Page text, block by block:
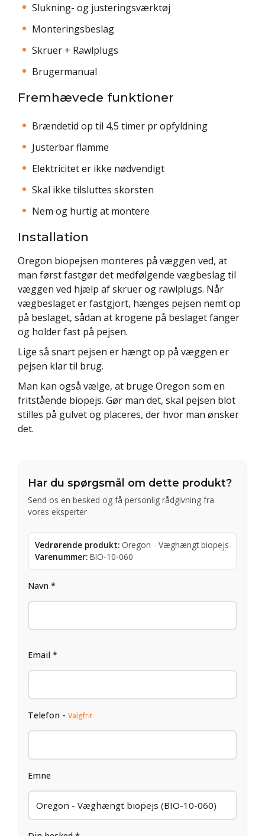
Slukning- og justeringsværktøj
Monteringsbeslag
Skruer + Rawlplugs
Brugermanual
Fremhævede funktioner
Brændetid op til 4,5 timer pr opfyldning
Justerbar flamme
Elektricitet er ikke nødvendigt
Skal ikke tilsluttes skorsten
Nem og hurtig at montere
Installation
Oregon biopejsen monteres på væggen ved, at
man først fastgør det medfølgende vægbeslag til
væggen ved hjælp af skruer og rawlplugs. Når
vægbeslaget er fastgjort, hænges pejsen nemt op
på beslaget, sådan at krogene på beslaget fanger
og holder fast på pejsen.
Lige så snart pejsen er hængt op på væggen er
pejsen klar til brug.
Man kan også vælge, at bruge Oregon som en
fritstående biopejs. Gør man det, skal pejsen blot
stilles på gulvet og placeres, der hvor man ønsker
det.
Har du spørgsmål om dette produkt?
Send os en besked og få personlig rådgivning fra
vores eksperter
Vedrørende produkt: Oregon - Væghængt biopejs
Varenummer: BIO-10-060
Navn *
Email *
Telefon - Valgfrit
Emne